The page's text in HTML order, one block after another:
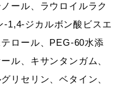
ール、ラウロイルラク
-1,4-ジカルボン酸ビスエ
ロール、PEG-60水添
ル、キサンタンガム、
リセリン、ベタイン、